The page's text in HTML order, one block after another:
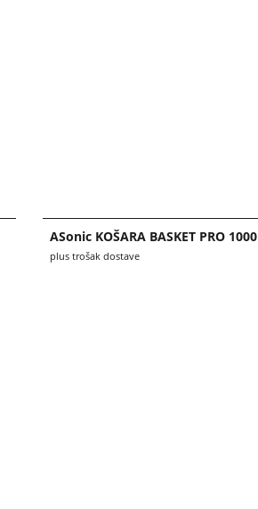
ASonic KOŠARA BASKET PRO 1000
plus trošak dostave